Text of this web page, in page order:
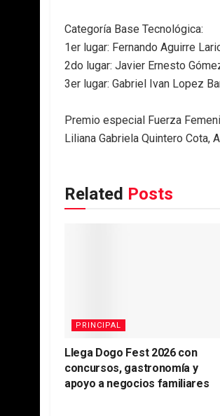
Categoría Base Tecnológica:
1er lugar: Fernando Aguirre
2do lugar: Javier Ernesto
3er lugar: Gabriel Ivan Lopez
Premio especial Fuerza
Liliana Gabriela Quintero Cota,
Related Posts
PRINCIPAL
Llega Dogo Fest 2026 con
concursos, gastronomía y
apoyo a negocios familiares